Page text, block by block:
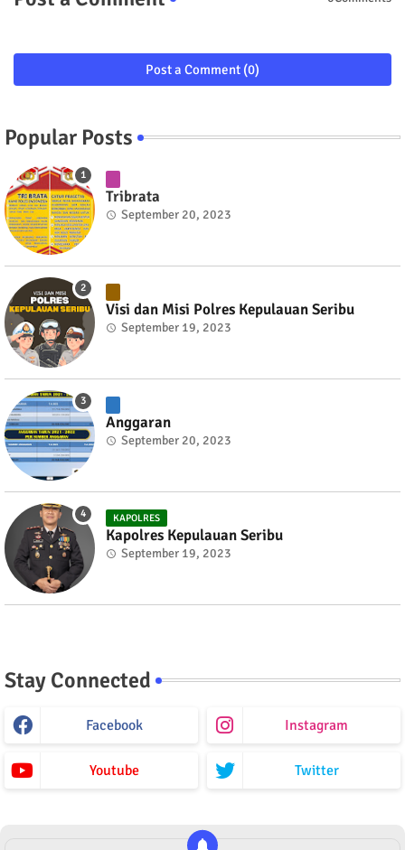
Post a Comment (0)
Popular Posts
Tribrata
September 20, 2023
Visi dan Misi Polres Kepulauan Seribu
September 19, 2023
Anggaran
September 20, 2023
KAPOLRES
Kapolres Kepulauan Seribu
September 19, 2023
Stay Connected
Facebook Instagram
Youtube Twitter